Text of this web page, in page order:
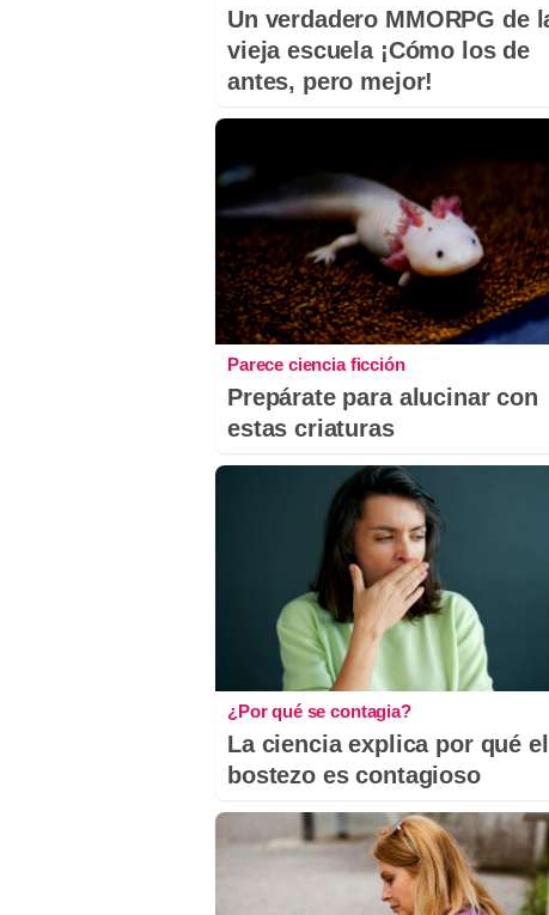
Un verdadero MMORPG de
vieja escuela ¡Cómo los de
antes, pero mejor!
Parece ciencia ficción
Prepárate para alucinar con
estas criaturas
¿Por qué se contagia?
La ciencia explica por qué el
bostezo es contagioso